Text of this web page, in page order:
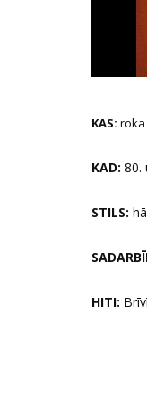
KAS: roka
KAD: 80.
STILS:
HITI: